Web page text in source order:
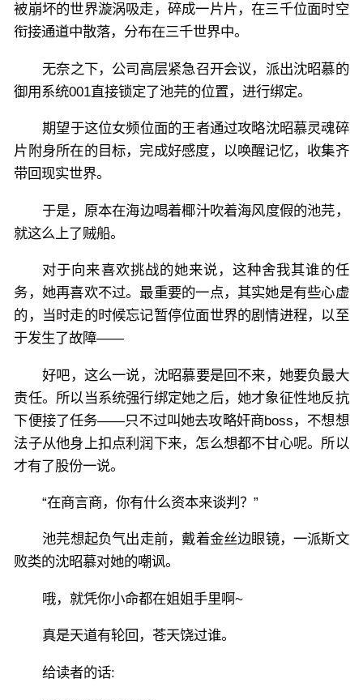
被崩坏的世界漩涡吸走，碎成一片片，在三千位面时空
衔接通道中散落，分布在三千世界中。
无奈之下，公司高层紧急召开会议，派出沈昭慕的
御用系统001直接锁定了池芫的位置，进行绑定。
期望于这位女频位面的王者通过攻略沈昭慕灵魂碎
片附身所在的目标，完成好感度，以唤醒记忆，收集齐
带回现实世界。
于是，原本在海边喝着椰汁吹着海风度假的池芫，
就这么上了贼船。
对于向来喜欢挑战的她来说，这种舍我其谁的任
务，她再喜欢不过。最重要的一点，其实她是有些心虚
的，当时走的时候忘记暂停位面世界的剧情进程，以至
于发生了故障——
好吧，这么一说，沈昭慕要是回不来，她要负最大
责任。所以当系统强行绑定她之后，她才象征性地反抗
下便接了任务——只不过叫她去攻略奸商boss，不想想
法子从他身上扣点利润下来，怎么想都不甘心呢。所以
才有了股份一说。
“在商言商，你有什么资本来谈判？”
池芫想起负气出走前，戴着金丝边眼镜，一派斯文
败类的沈昭慕对她的嘲讽。
哦，就凭你小命都在姐姐手里啊~
真是天道有轮回，苍天饶过谁。
给读者的话: